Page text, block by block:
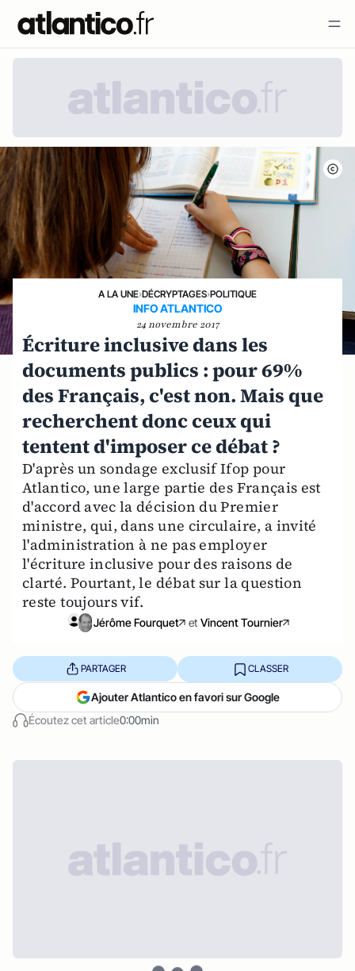
A LA UNE›DÉCRYPTAGES›POLITIQUE
INFO ATLANTICO
24 novembre 2017
Écriture inclusive dans les
documents publics : pour 69%
des Français, c'est non. Mais que
recherchent donc ceux qui
tentent d'imposer ce débat ?
D'après un sondage exclusif Ifop pour
Atlantico, une large partie des Français est
d'accord avec la décision du Premier
ministre, qui, dans une circulaire, a invité
l'administration à ne pas employer
l'écriture inclusive pour des raisons de
clarté. Pourtant, le débat sur la question
reste toujours vif.
Jérôme Fourquet et Vincent Tournier
Écoutez cet article0:00min
PARTAGER CLASSER
Ajouter Atlantico en favori sur Google